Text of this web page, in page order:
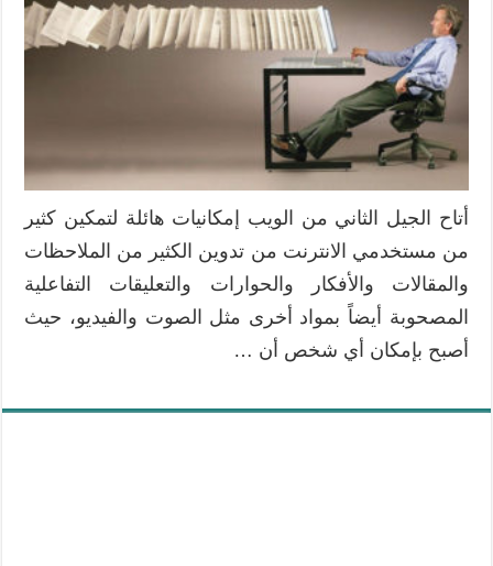
أتاح الجيل الثاني من الويب إمكانيات هائلة لتمكين كثير
من مستخدمي الانترنت من تدوين الكثير من الملاحظات
والمقالات والأفكار والحوارات والتعليقات التفاعلية
المصحوبة أيضاً بمواد أخرى مثل الصوت والفيديو، حيث
أصبح بإمكان أي شخص أن …